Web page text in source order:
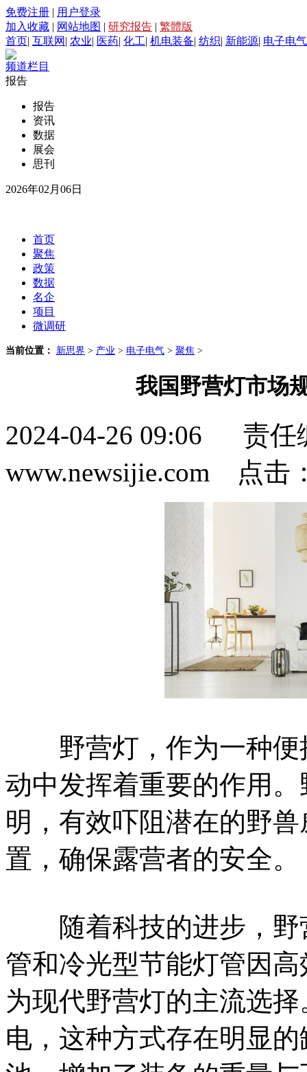
免费注册 | 用户登录
加入收藏 | 网站地图 | 研究报告 | 繁體版
首页| 互联网 | 农业| 医药| 化工| 机电装备| 纺织| 新能源| 电子电气
频道栏目
报告
报告
资讯
数据
展会
思刊
2026年02月06日
首页
聚焦
政策
数据
名企
项目
微调研
当前位置： 新思界 > 产业 > 电子电气 > 聚焦 >
我国野营灯市场
2024-04-26 09:06 责
www.newsijie.com 点击
野营灯，作为一种便
动中发挥着重要的作用
明，有效吓阻潜在的野
置，确保露营者的安全。
随着科技的进步，野
管和冷光型节能灯管因
为现代野营灯的主流选
电，这种方式存在明显